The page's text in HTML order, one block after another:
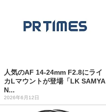
人気のAF 14-24mm F2.8にライ
カLマウントが登場「LK SAMYA
N...
2026年6月12日